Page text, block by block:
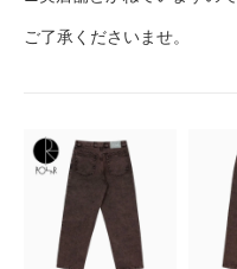
ご了承くださいませ。